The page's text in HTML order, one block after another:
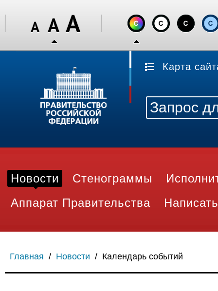
Карта
Новости Стенограммы
Аппарат Правительства
Главная / Новости / Календарь событий